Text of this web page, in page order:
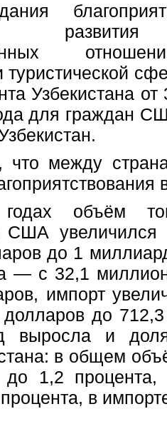
развития
Узбекистана
для граждан
что между
объём
США
до 1
— с 32,1
импорт
до
выросла и
в общем
до 1,2
в